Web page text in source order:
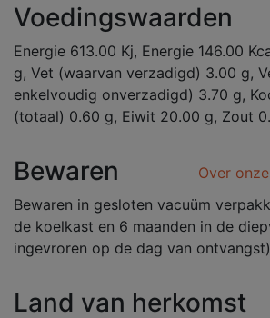
Voedingswaarden
Energie 613.00 Kj, Energie 146.00
g, Vet (waarvan verzadigd) 3.00 g,
enkelvoudig onverzadigd) 3.70 g,
(totaal) 0.60 g, Eiwit 20.00 g, Zout
Bewaren
Over
Bewaren in gesloten vacuüm
de koelkast en 6 maanden in de
ingevroren op de dag van ontvangst)
Land van herkomst